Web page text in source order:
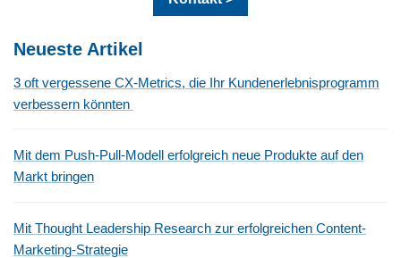
Neueste Artikel
3 oft vergessene CX-Metrics, die Ihr Kundenerlebnisprogramm
verbessern könnten
Mit dem Push-Pull-Modell erfolgreich neue Produkte auf den
Markt bringen
Mit Thought Leadership Research zur erfolgreichen Content-
Marketing-Strategie